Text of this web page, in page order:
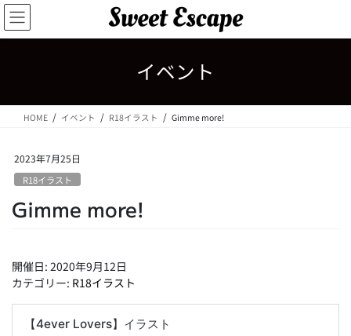
コ
ン
テ
ス
ナ
ビ
ゲ
ン
イベント
HOME イベント R18イラスト Gimme more!
2023年7月25日
R18イラスト
Gimme more!
開催日: 2020年9月12日
カテゴリー: R18イラスト